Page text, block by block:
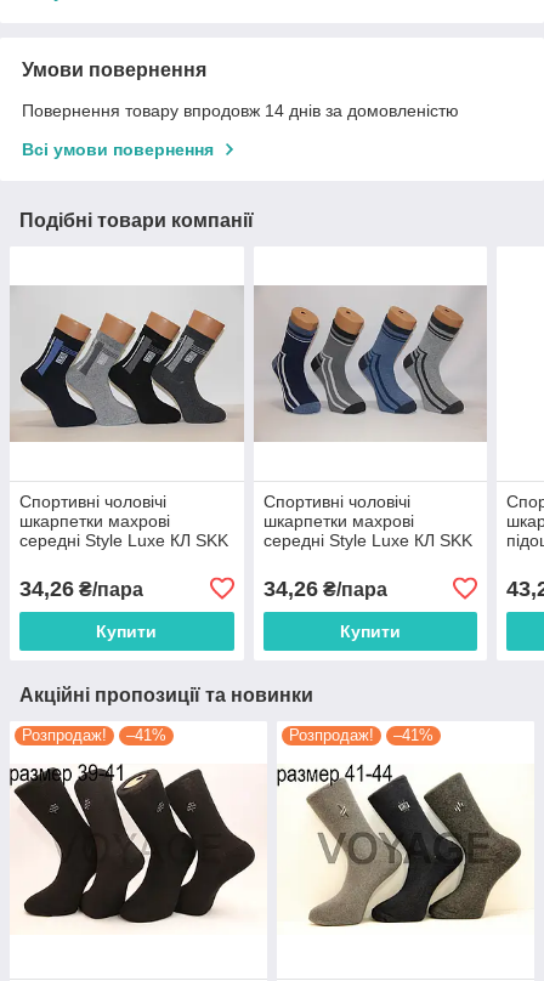
Умови повернення
Повернення товару впродовж 14 днів за домовленістю
Всі умови повернення
Подібні товари компанії
Спортивні чоловічі
шкарпетки махрові
середні Style Luxe КЛ SKK
34,26 ₴/пара
Купити
Спортивні чоловічі
шкарпетки махрові
середні Style Luxe КЛ SKK
34,26₴/пара
Купити
Акційні пропозиції та новинки
Розпродаж! –41% Розпродаж! –41%